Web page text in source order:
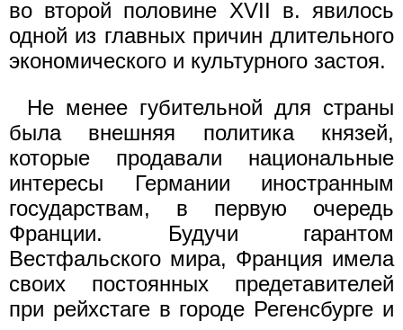
во второй половине XVII в. явилось
одной из главных причин длительного
экономического и культурного застоя.
Не менее губительной для страны
была внешняя политика князей,
которые продавали национальные
интересы Германии иностранным
государствам, в первую очередь
Франции. Будучи гарантом
Вестфальского мира, Франция имела
своих постоянных предетавителей
при рейхстаге в городе Регенсбурге и